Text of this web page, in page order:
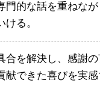
門的な話を重ねな
ける。
合を解決し、感謝
献できた喜びを実感